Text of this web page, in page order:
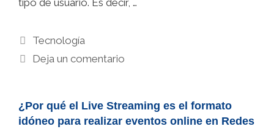
Categorías
Tecnología
Deja un comentario
¿Por qué el Live Streaming es el formato
idóneo para realizar eventos online en Redes